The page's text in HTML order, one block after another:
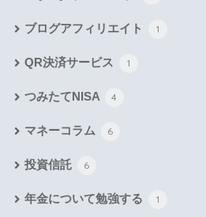
ブログアフィリエイト 1
QR決済サービス 1
つみたてNISA 4
マネーコラム 6
投資信託 6
年金について勉強する 1